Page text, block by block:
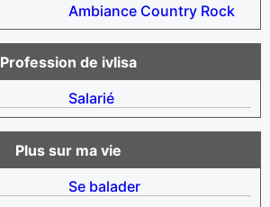
Ambiance Country Rock
Profession de ivlisa
Salarié
Plus sur ma vie
Se balader